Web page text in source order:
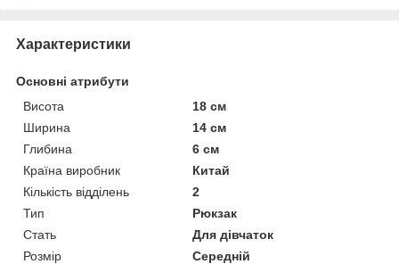
Характеристики
Основні атрибути
Висота
18 см
Ширина
14 см
Глибина
6 см
Країна виробник
Китай
Кількість відділень
2
Тип
Рюкзак
Стать
Для дівчаток
Розмір
Середній